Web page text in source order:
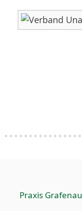
Praxis Grafenau